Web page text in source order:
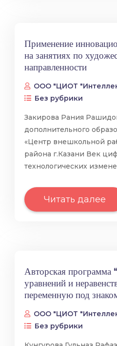
Применение
на занятиях по
направленности
ООО "ЦИОТ
Без рубрики
Закирова Рания
дополнительного
«Центр внешкольной
района г.Казани Век
технологических
Читать далее
Авторская программа
уравнений и
переменную под
ООО "ЦИОТ
Без рубрики